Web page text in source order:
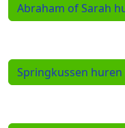
Abraham of Sarah
Springkussen